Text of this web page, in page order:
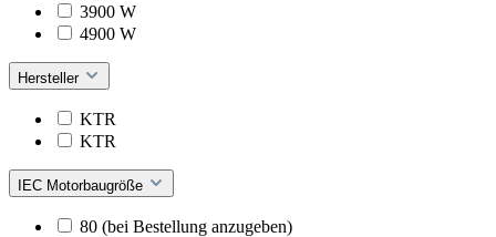
3900 W
4900 W
Hersteller
KTR
KTR
IEC Motorbaugröße
80 (bei Bestellung anzugeben)